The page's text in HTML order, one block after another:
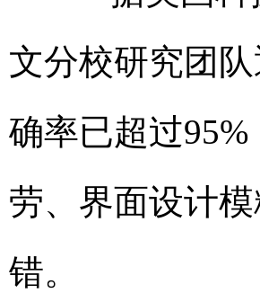
文分校研究团
确率已超过
劳、界面设计
错。